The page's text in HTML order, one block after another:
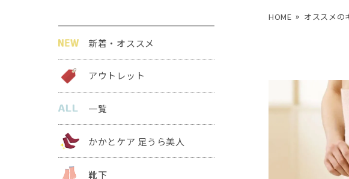
新着・オススメ
アウトレット
一覧
かかとケア 足うら美人
靴下
HOME オススメの